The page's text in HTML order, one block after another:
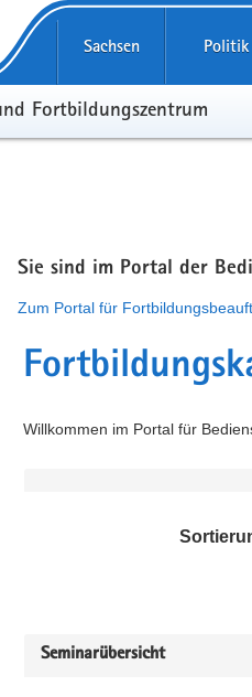
Sachsen
Fortbildungszentrum
Sie sind im Portal der
Zum Portal für
Willkommen im Portal für
Seminarübersicht